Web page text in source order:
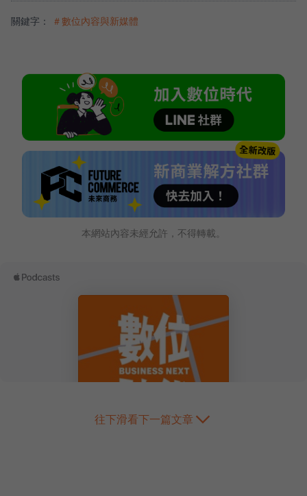
關鍵字： ＃數位內容與新媒體
本網站內容未經允許，不得轉載。
往下滑看下一篇文章